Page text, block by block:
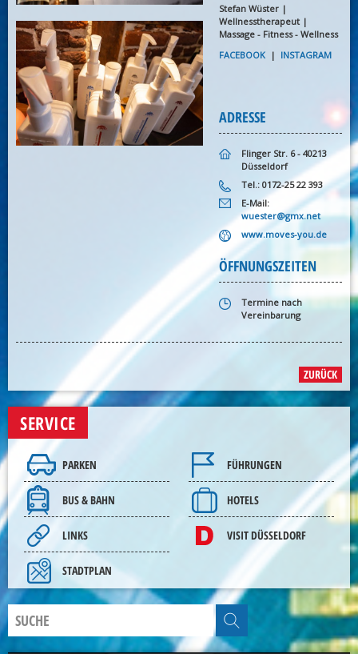
Stefan Wüster |
Wellnesstherapeut |
Massage - Fitness - Wellness
FACEBOOK | INSTAGRAM
ADRESSE
Flinger Str. 6 - 40213
Düsseldorf
Tel.: 0172-25 22 393
E-Mail:
wuester@gmx.net
www.moves-you.de
ÖFFNUNGSZEITEN
Termine nach
Vereinbarung
ZURÜCK
SERVICE
PARKEN
BUS & BAHN
LINKS
STADTPLAN
FÜHRUNGEN
HOTELS
VISIT DÜSSELDORF